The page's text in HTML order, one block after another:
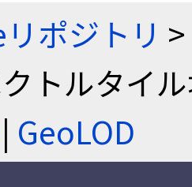
ポジトリ >
トルタイ
| GeoLOD